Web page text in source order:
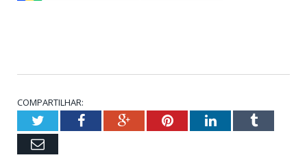
COMPARTILHAR:
TwitterFacebookGoogle+PinterestLinkedInTumblr
Email